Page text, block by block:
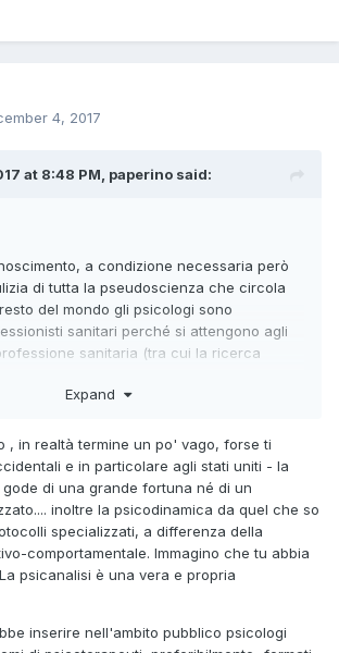
4, 2017
at 8:48 PM, paperino said:
a condizione necessaria però
di tutta la pseudoscienza che circola
del mondo gli psicologi sono
sanitari perché si attengono agli
sanitaria (tra cui la ricerca
la REBT, ecc.) e l'allontanamento di chi
inutile come terapia.
Expand
, in realtà termine un po' vago, forse ti
e in particolare agli stati uniti - la
di una grande fortuna né di un
inoltre la psicodinamica da quel che so
specializzati, a differenza della
comportamentale. Immagino che tu abbia
psicanalisi è una vera e propria
inserire nell'ambito pubblico psicologi